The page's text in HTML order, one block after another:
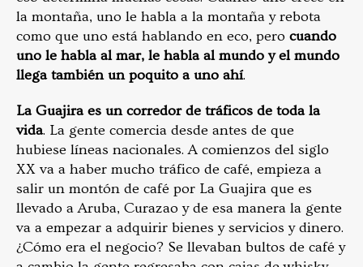
la montaña, uno le habla a la montaña y rebota
como que uno está hablando en eco, pero cuando
uno le habla al mar, le habla al mundo y el mundo
llega también un poquito a uno ahí.
La Guajira es un corredor de tráficos de toda la
vida. La gente comercia desde antes de que
hubiese líneas nacionales. A comienzos del siglo
XX va a haber mucho tráfico de café, empieza a
salir un montón de café por La Guajira que es
llevado a Aruba, Curazao y de esa manera la gente
va a empezar a adquirir bienes y servicios y dinero.
¿Cómo era el negocio? Se llevaban bultos de café y